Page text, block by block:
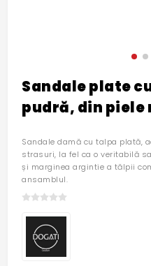
Sandale plate
pudră, din piele
Sandale damă cu talpa plată,
strasuri, la fel ca o veritabilă
și marginea argintie a tălpii
ansamblul.